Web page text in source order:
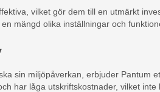
vilket gör dem till en utmärkt
mängd olika inställningar och
sin miljöpåverkan, erbjuder Pantum
har låga utskriftskostnader, vilket